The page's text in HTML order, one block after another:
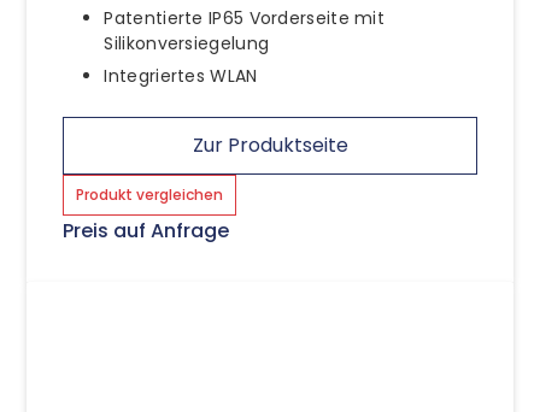
Patentierte IP65 Vorderseite mit
Silikonversiegelung
Integriertes WLAN
Zur Produktseite
Produkt vergleichen
Preis auf Anfrage